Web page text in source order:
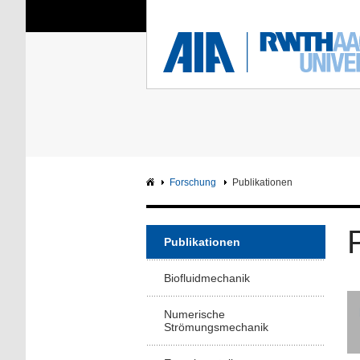
Sie sind hier: Aerodynamisches
RWTH
Forschung Publikationen
Publikationen
Biofluidmechanik
Numerische
Strömungsmechanik